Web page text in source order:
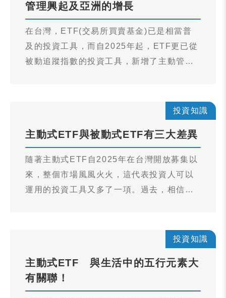
管理興起及亞洲的增長
在台灣，ETF(交易所買賣基金)已是相當普
及的投資工具，而自2025年起，ETF更已從
被動追蹤指數的投資工具，新增了主動管理
2025年也持續創下資金流入的最高紀錄，但
對許多投資人來說，它還是很新鮮。（資料
來源：彭博資訊、摩根資產管理。ETF 環球
投資知識
主動式ETF與被動式ETF有三大差異
隨著主動式ETF自2025年在台灣開放募集以
來，整個市場風風火火，這代表投資人可以
運用的投資工具又多了一項。過去，相信大
有什麼不一樣呢？ 大致來說，主動式和被動
式ETF，兩者之間的「產品設計理念」、
「需要的投資管理專業」，和「風險管理」
三方面，是大大不同的。我們一起來看看以
投資知識
主動式ETF 與生活中的五行元素大
有關聯！